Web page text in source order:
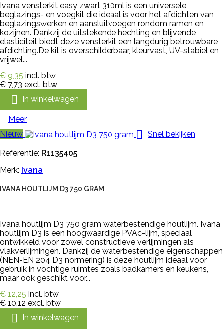
Ivana vensterkit easy zwart 310ml is een universele
beglazings- en voegkit die ideaal is voor het afdichten van
beglazingswerken en aansluitvoegen rondom ramen en
kozijnen. Dankzij de uitstekende hechting en blijvende
elasticiteit biedt deze vensterkit een langdurig betrouwbare
afdichting.De kit is overschilderbaar, kleurvast, UV-stabiel en
vrijwel...
€ 9,35 incl. btw
€ 7,73 excl. btw
 In winkelwagen
Meer
Nieuw
 Snel bekijken
Referentie: R1135405
Merk: Ivana
IVANA HOUTLIJM D3 750 GRAM
Ivana houtlijm D3 750 gram waterbestendige houtlijm. Ivana
houtlijm D3 is een hoogwaardige PVAc-lijm, speciaal
ontwikkeld voor zowel constructieve verlijmingen als
vlakverlijmingen. Dankzij de waterbestendige eigenschappen
(NEN-EN 204 D3 normering) is deze houtlijm ideaal voor
gebruik in vochtige ruimtes zoals badkamers en keukens,
maar ook geschikt voor...
€ 12,25 incl. btw
€ 10,12 excl. btw
 In winkelwagen